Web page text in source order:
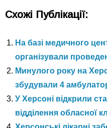
Схожі Публікації:
На базі медичного
організували
Минулого року на
збудували 4
У Херсоні відкрили
відділення обласної